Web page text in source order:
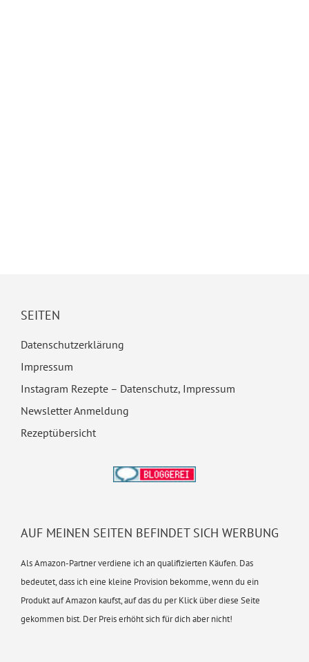
SEITEN
Datenschutzerklärung
Impressum
Instagram Rezepte – Datenschutz, Impressum
Newsletter Anmeldung
Rezeptübersicht
AUF MEINEN SEITEN BEFINDET SICH WERBUNG
Als Amazon-Partner verdiene ich an qualifizierten Käufen. Das
bedeutet, dass ich eine kleine Provision bekomme, wenn du ein
Produkt auf Amazon kaufst, auf das du per Klick über diese Seite
gekommen bist. Der Preis erhöht sich für dich aber nicht!